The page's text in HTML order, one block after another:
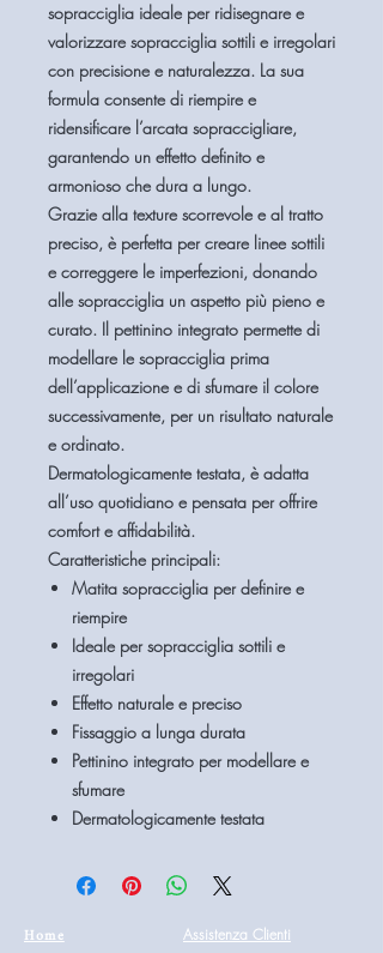
sopracciglia ideale per ridisegnare e
valorizzare sopracciglia sottili e irregolari
con precisione e naturalezza. La sua
formula consente di riempire e
ridensificare l’arcata sopraccigliare,
garantendo un effetto definito e
armonioso che dura a lungo.
Grazie alla texture scorrevole e al tratto
preciso, è perfetta per creare linee sottili
e correggere le imperfezioni, donando
alle sopracciglia un aspetto più pieno e
curato. Il pettinino integrato permette di
modellare le sopracciglia prima
dell’applicazione e di sfumare il colore
successivamente, per un risultato naturale
e ordinato.
Dermatologicamente testata, è adatta
all’uso quotidiano e pensata per offrire
comfort e affidabilità.
Caratteristiche principali:
Matita sopracciglia per definire e
riempire
Ideale per sopracciglia sottili e
irregolari
Effetto naturale e preciso
Fissaggio a lunga durata
Pettinino integrato per modellare e
sfumare
Dermatologicamente testata
Home
Assistenza Clienti